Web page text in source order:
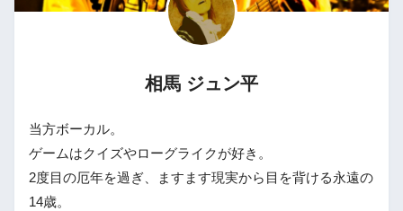
相馬 ジュン平
当方ボーカル。
ゲームはクイズやローグライクが好き。
2度目の厄年を過ぎ、ますます現実から目を背ける永遠の
14歳。